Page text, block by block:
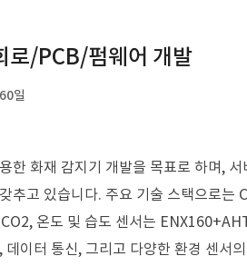
로/PCB/펌웨어 개발
60일
한 화재 감지기 개발을 목표로 하며,
추고 있습니다. 주요 기술 스택으로는
온도 및 습도 센서는
이터 통신, 그리고 다양한 환경 센서